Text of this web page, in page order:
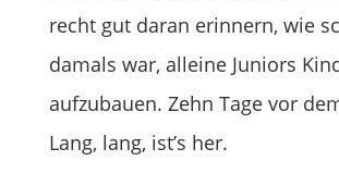
recht gut daran erinnern, wie
damals war, alleine Juniors
aufzubauen. Zehn Tage vor
Lang, lang, ist’s her.